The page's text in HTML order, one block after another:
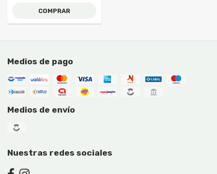
COMPRAR
Medios de pago
Medios de envío
Nuestras redes sociales